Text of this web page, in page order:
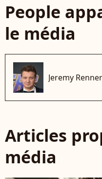
People
le média
Jeremy Renner
Articles
média